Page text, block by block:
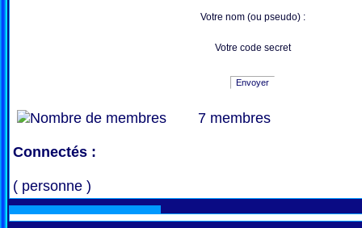
Votre nom (ou pseudo) :
Votre code secret
Envoyer
7 membres
Connectés :
( personne )